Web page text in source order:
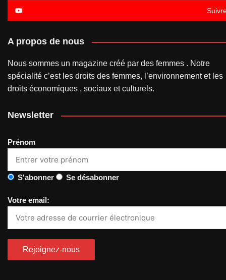
A propos de nous
Nous sommes un magazine créé par des femmes . Notre
spécialité c’est les droits des femmes, l’environnement et les
droits économiques , sociaux et culturels.
Newsletter
Prénom
S'abonner Se désabonner
Votre email: